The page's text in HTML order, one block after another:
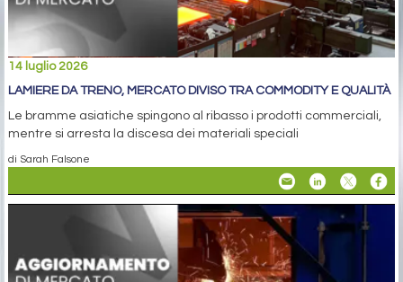
14 luglio 2026
LAMIERE DA TRENO, MERCATO DIVISO TRA COMMODITY E QUALITÀ
Le bramme asiatiche spingono al ribasso i prodotti commerciali,
mentre si arresta la discesa dei materiali speciali
di Sarah Falsone